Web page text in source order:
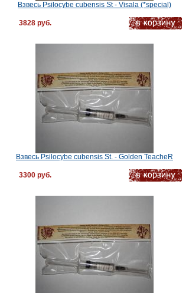
Взвесь Psilocybe cubensis St - Visala (*special)
3828 руб.
Взвесь Psilocybe cubensis St. - Golden TeacheR
3300 руб.